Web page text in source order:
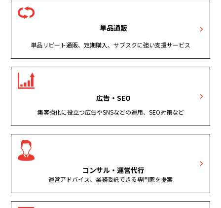
単品通販
単品リピート通販、定期購入、サブスクに強い支援サービス
広告・SEO
集客強化に役立つ広告やSNSなどの運用、SEO対策など
コンサル・運営代行
運営アドバイス、業務委託できる専門家を提案